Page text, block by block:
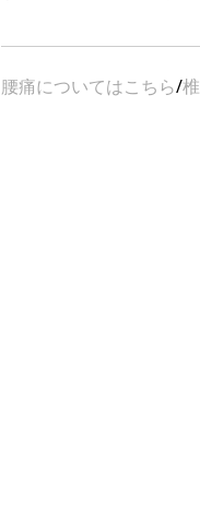
腰痛についてはこちら/